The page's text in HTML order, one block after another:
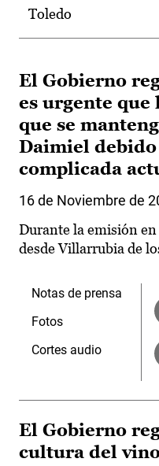
Toledo
El Gobierno
es urgente que
que se
Daimiel
complicada
16 de Noviembre de
Durante la emisión
desde Villarrubia de
Notas de prensa
Fotos
Cortes audio
El Gobierno
cultura del